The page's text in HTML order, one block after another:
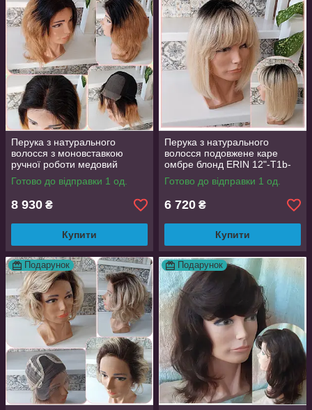
Перука з натурального
волосся з моновставкою
ручної роботи медовий
омбре MARTA-Т1В/27
Готово до відправки 1 од.
8 930 ₴
Купити
Перука з натурального
волосся подовжене каре
омбре блонд ERIN 12"-T1b-
613
Готово до відправки 1 од.
6 720 ₴
Купити
Подарунок Подарунок